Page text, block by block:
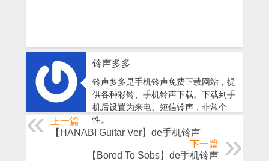
铃声多多
铃声多多是手机铃声免费下载网站，提
供各种彩铃、手机铃声下载。下载到手
机后设置为来电、短信铃声，非常个
性。
上一篇
【HANABI Guitar Ver】de手机铃声
下一篇
【Bored To Sobs】de手机铃声